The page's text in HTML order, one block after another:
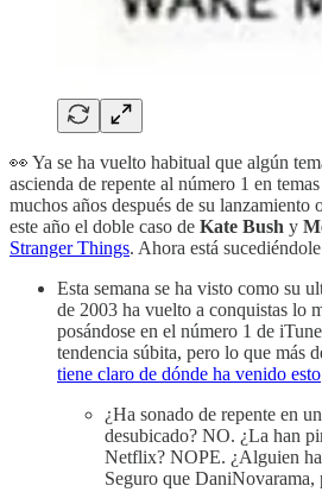
👀 Ya se ha vuelto habitual que algún
ascienda de repente al número 1 en
muchos años después de su
este año el doble caso de Kate Bush y
Stranger Things. Ahora está
Esta semana se ha visto como su
de 2003 ha vuelto a conquistas lo
posándose en el número 1 de
tendencia súbita, pero lo que más
tiene claro de dónde ha venido esto
¿Ha sonado de repente en
desubicado? NO. ¿La han
Netflix? NOPE. ¿Alguien
Seguro que DaniNovarama,